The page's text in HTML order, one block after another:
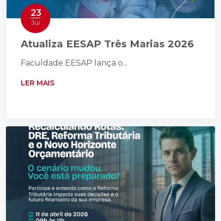
23
Jul
Atualiza EESAP Três Marias 2026
Faculdade EESAP lança o...
LER MAIS